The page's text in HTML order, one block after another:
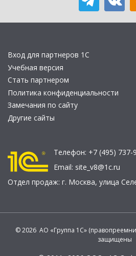
Вход для партнеров 1С
Учебная версия
Стать партнером
Политика конфиденциальности
Замечания по сайту
Другие сайты
Телефон: +7 (495) 737-
Email: site_v8@1c.ru
Отдел продаж: г. Москва, улица
© 2026 АО «Группа 1С»
защищены